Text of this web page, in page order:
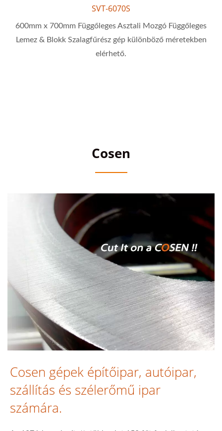
SVT-6070S
600mm x 700mm Függőleges Asztali Mozgó Függőleges
Lemez & Blokk Szalagfűrész gép különböző méretekben
elérhető.
Cosen
Cosen gépek építőipar, autóipar,
szállítás és szélerőmű ipar
számára.